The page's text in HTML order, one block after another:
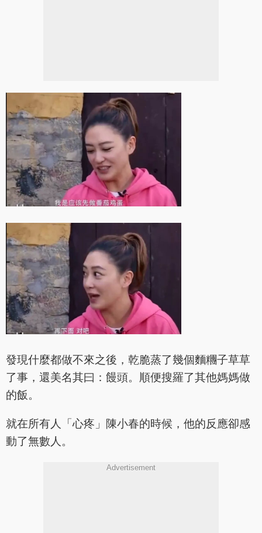
發現什麼都做不來之後，乾脆蒸了幾個麵糰子草草
了事，還美名其曰：饅頭。順便搜羅了其他媽媽做
的飯。
就在所有人「心疼」陳小春的時候，他的反應卻感
動了無數人。
Advertisement